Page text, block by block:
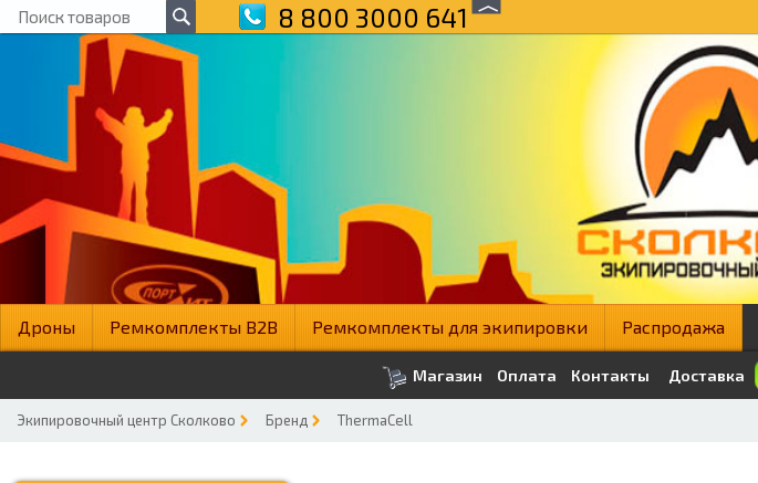
8 800 3000 641
Дроны Ремкомплекты B2B Ремкомплекты для экипировки Распродажа
Магазин Оплата Контакты Доставка
Экипировочный центр Сколково Бренд ThermaCell